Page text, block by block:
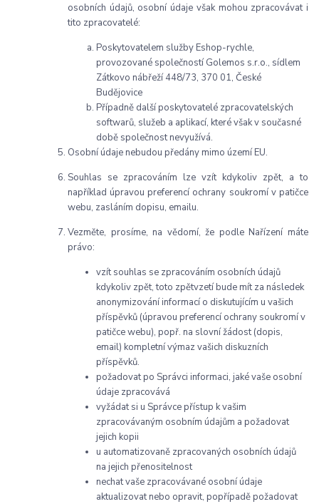
osobních údajů, osobní údaje však mohou zpracovávat i
tito zpracovatelé:
Poskytovatelem služby Eshop-rychle,
provozované společností Golemos s.r.o., sídlem
Zátkovo nábřeží 448/73, 370 01, České
Budějovice
Případně další poskytovatelé zpracovatelských
softwarů, služeb a aplikací, které však v současné
době společnost nevyužívá.
Osobní údaje nebudou předány mimo území EU.
Souhlas se zpracováním lze vzít kdykoliv zpět, a to
například úpravou preferencí ochrany soukromí v patičce
webu, zasláním dopisu, emailu.
Vezměte, prosíme, na vědomí, že podle Nařízení máte
právo:
vzít souhlas se zpracováním osobních údajů
kdykoliv zpět, toto zpětvzetí bude mít za následek
anonymizování informací o diskutujícím u vašich
příspěvků (úpravou preferencí ochrany soukromí v
patičce webu), popř. na slovní žádost (dopis,
email) kompletní výmaz vašich diskuzních
příspěvků.
požadovat po Správci informaci, jaké vaše osobní
údaje zpracovává
vyžádat si u Správce přístup k vašim
zpracovávaným osobním údajům a požadovat
jejich kopii
u automatizovaně zpracovaných osobních údajů
na jejich přenositelnost
nechat vaše zpracovávané osobní údaje
aktualizovat nebo opravit, popřípadě požadovat